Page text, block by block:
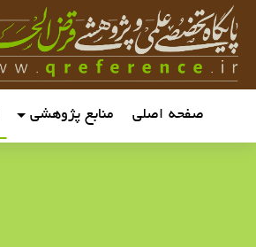
صفحه اصلی منابع پژوهشی